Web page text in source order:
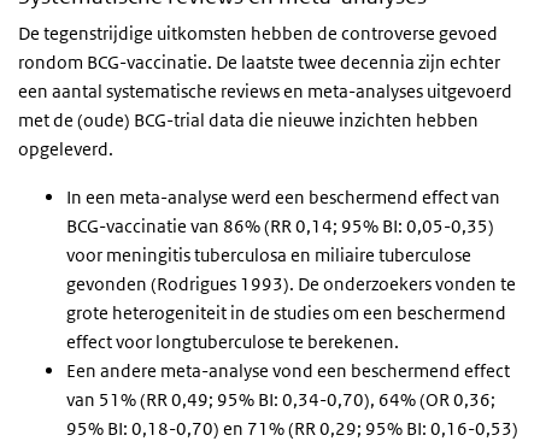
De tegenstrijdige uitkomsten hebben de controverse gevoed
rondom BCG-vaccinatie. De laatste twee decennia zijn echter
een aantal systematische reviews en meta-analyses uitgevoerd
met de (oude) BCG-trial data die nieuwe inzichten hebben
opgeleverd.
In een meta-analyse werd een beschermend effect van
BCG-vaccinatie van 86% (RR 0,14; 95% BI: 0,05-0,35)
voor meningitis tuberculosa en miliaire tuberculose
gevonden (Rodrigues 1993). De onderzoekers vonden te
grote heterogeniteit in de studies om een beschermend
effect voor longtuberculose te berekenen.
Een andere meta-analyse vond een beschermend effect
van 51% (RR 0,49; 95% BI: 0,34-0,70), 64% (OR 0,36;
95% BI: 0,18-0,70) en 71% (RR 0,29; 95% BI: 0,16-0,53)